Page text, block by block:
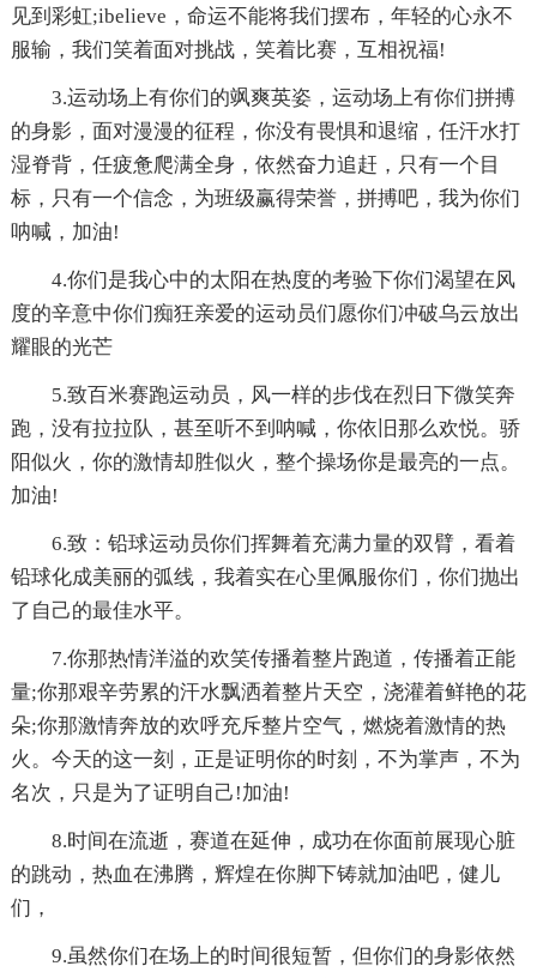
见到彩虹;ibelieve，命运不能将我们摆布，年轻的心永不
服输，我们笑着面对挑战，笑着比赛，互相祝福!
3.运动场上有你们的飒爽英姿，运动场上有你们拼搏
的身影，面对漫漫的征程，你没有畏惧和退缩，任汗水打
湿脊背，任疲惫爬满全身，依然奋力追赶，只有一个目
标，只有一个信念，为班级赢得荣誉，拼搏吧，我为你们
呐喊，加油!
4.你们是我心中的太阳在热度的考验下你们渴望在风
度的辛意中你们痴狂亲爱的运动员们愿你们冲破乌云放出
耀眼的光芒
5.致百米赛跑运动员，风一样的步伐在烈日下微笑奔
跑，没有拉拉队，甚至听不到呐喊，你依旧那么欢悦。骄
阳似火，你的激情却胜似火，整个操场你是最亮的一点。
加油!
6.致：铅球运动员你们挥舞着充满力量的双臂，看着
铅球化成美丽的弧线，我着实在心里佩服你们，你们抛出
了自己的最佳水平。
7.你那热情洋溢的欢笑传播着整片跑道，传播着正能
量;你那艰辛劳累的汗水飘洒着整片天空，浇灌着鲜艳的花
朵;你那激情奔放的欢呼充斥整片空气，燃烧着激情的热
火。今天的这一刻，正是证明你的时刻，不为掌声，不为
名次，只是为了证明自己!加油!
8.时间在流逝，赛道在延伸，成功在你面前展现心脏
的跳动，热血在沸腾，辉煌在你脚下铸就加油吧，健儿
们，
9.虽然你们在场上的时间很短暂，但你们的身影依然